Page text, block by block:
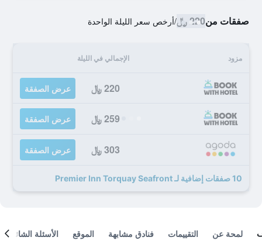
صفقات من220 ﷼ /أرخص سعر الليلة الواحدة
مزود الإجمالي في الليلة
220 ﷼ عرض الصفقة
259 ﷼ عرض الصفقة
303 ﷼ عرض الصفقة
10 صفقات إضافية لـ Premier Inn Torquay Seafront
لمحة عن التقييمات فنادق مشابهة الموقع الأسئلة الشائعة